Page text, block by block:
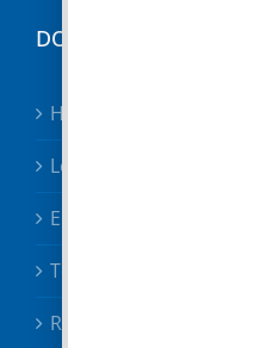
DOKUMENTUMTÁR
Hirdetmények
Letölthető
Előterjesztések
Testületi határozatok
Rendeletek